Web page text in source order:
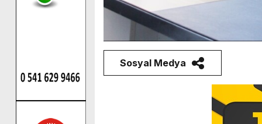
Sosyal Medya